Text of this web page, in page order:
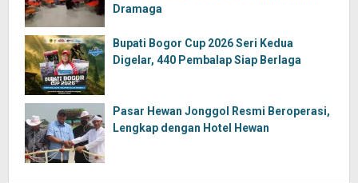
Dramaga
Bupati Bogor Cup 2026 Seri Kedua
Digelar, 440 Pembalap Siap Berlaga
Pasar Hewan Jonggol Resmi Beroperasi,
Lengkap dengan Hotel Hewan